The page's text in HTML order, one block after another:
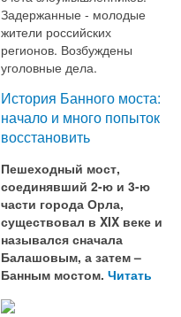
Задержанные - молодые
жители российских
регионов. Возбуждены
уголовные дела.
История Банного моста:
начало и много попыток
восстановить
Пешеходный мост,
соединявший 2-ю и 3-ю
части города Орла,
существовал в XIX веке и
назывался сначала
Балашовым, а затем –
Банным мостом. Читать